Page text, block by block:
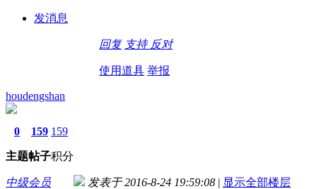
发消息
回复 支持 反对
使用道具 举报
houdengshan
0
主题
159
帖子
159
积分
中级会员 发表于 2016-8-24 19:59:08 | 显示全部楼层